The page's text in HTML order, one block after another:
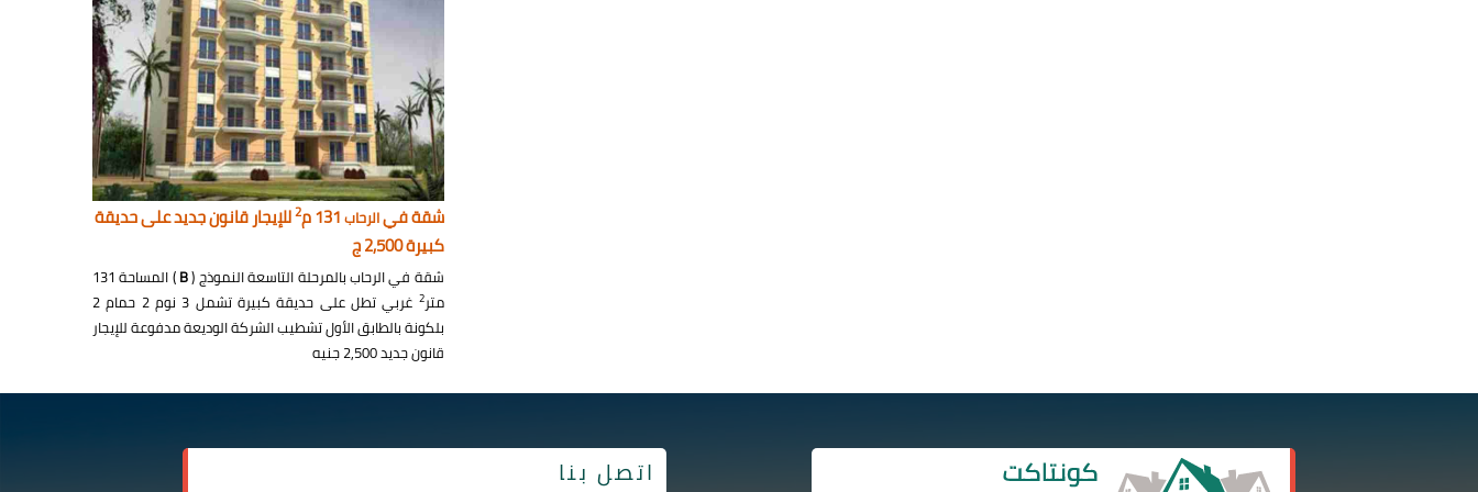
شقة فيالرحاب 2للإيجار قانون جديد على حديقة
كبيرة 2,500 ج
شقة في الرحاب بالمرحلة التاسعة النموذج (B
) المساحة 131
متر2
غربي تطل على حديقة كبيرة تشمل 3 نوم 2 حمام 2
بلكونة بالطابق الأول تشطيب الشركة الوديعة مدفوعة للإيجار
قانون جديد 2,500 جنيه
اتصل بنا